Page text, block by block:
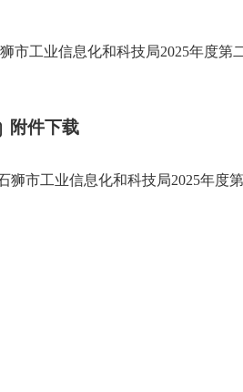
市工业信息化和科技局2025年度第
附件下载
狮市工业信息化和科技局2025年度